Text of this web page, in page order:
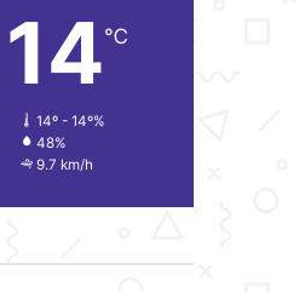
14℃
14º - 14º%
48%
9.7 km/h